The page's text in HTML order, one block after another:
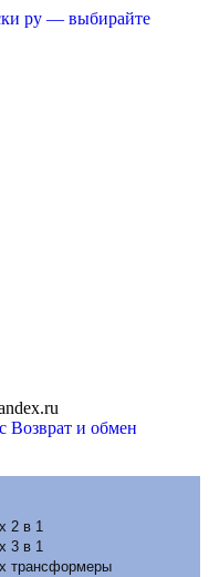
Возврат и обмен
2 в 1
3 в 1
трансформеры